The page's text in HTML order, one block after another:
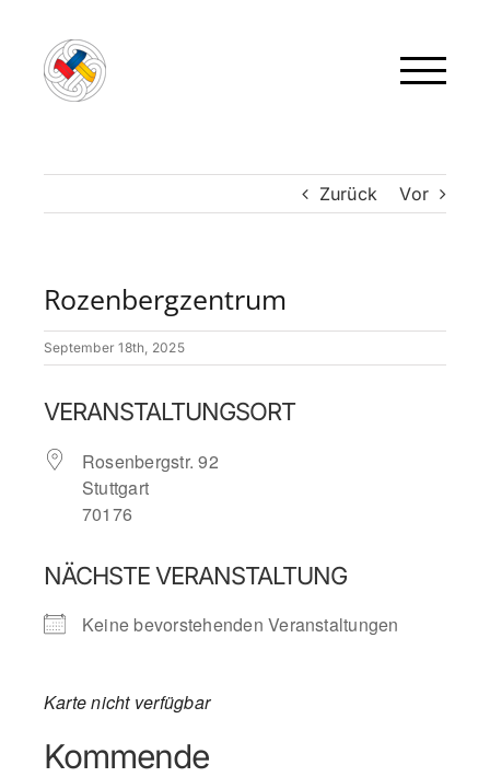
springen
Zurück Vor
Rozenbergzentrum
September 18th, 2025
VERANSTALTUNGSORT
Rosenbergstr. 92
Stuttgart
70176
NÄCHSTE VERANSTALTUNG
Keine bevorstehenden Veranstaltungen
Karte nicht verfügbar
Kommende